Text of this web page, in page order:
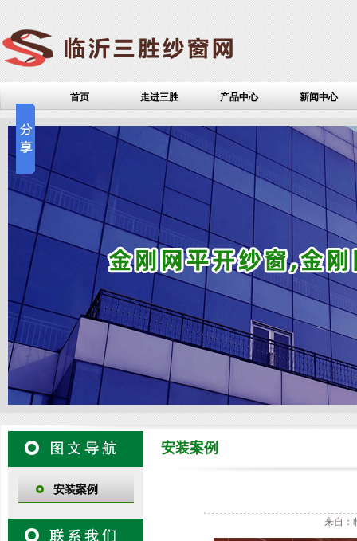
首页 走进三胜 产品中心 新闻中心
安装案例
安装案例
来自：